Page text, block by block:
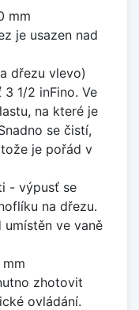
mm
je usazen nad
dřezu vlevo)
1/2 inFino. Ve
na které je
se čistí,
je pořád v
- výpusť se
na dřezu.
umístěn ve vaně
zhotovit
ovládání.